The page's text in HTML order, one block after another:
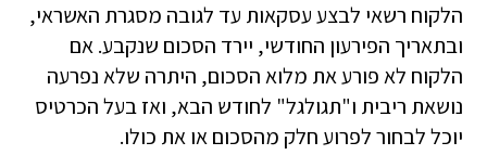
הלקוח רשאי לבצע עסקאות עד לגובה מסגרת האשראי,
ובתאריך הפירעון החודשי, יירד הסכום שנקבע. אם
הלקוח לא פורע את מלוא הסכום, היתרה שלא נפרעה
נושאת ריבית ו"תגולגל" לחודש הבא, ואז בעל הכרטיס
יוכל לבחור לפרוע חלק מהסכום או את כולו.